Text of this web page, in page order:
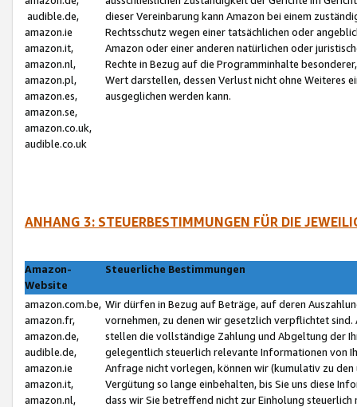
audible.de,
amazon.ie
amazon.it,
amazon.nl,
amazon.pl,
amazon.es,
amazon.se,
amazon.co.uk,
audible.co.uk
dieser Vereinbarung kann Amazon bei einem
Rechtsschutz wegen einer tatsächlichen oder
Amazon oder einer anderen natürlichen oder
Rechte in Bezug auf die Programminhalte
Wert darstellen, dessen Verlust nicht ohne Weiteres
ausgeglichen werden kann.
ANHANG 3: STEUERBESTIMMUNGEN FÜR DIE
Amazon-
Website
Steuerliche Bestimmungen
amazon.com.be,
amazon.fr,
amazon.de,
audible.de,
amazon.ie
amazon.it,
amazon.nl,
Wir dürfen in Bezug auf Beträge, auf deren
vornehmen, zu denen wir gesetzlich verpflichtet
stellen die vollständige Zahlung und Abgeltung der
gelegentlich steuerlich relevante Informationen von
Anfrage nicht vorlegen, können wir (kumulativ zu
Vergütung so lange einbehalten, bis Sie uns diese
dass wir Sie betreffend nicht zur Einholung